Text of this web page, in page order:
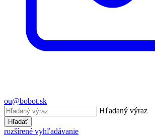
ou@bobot.sk
Hľadaný výraz
Hľadať
rozšírené vyhľadávanie